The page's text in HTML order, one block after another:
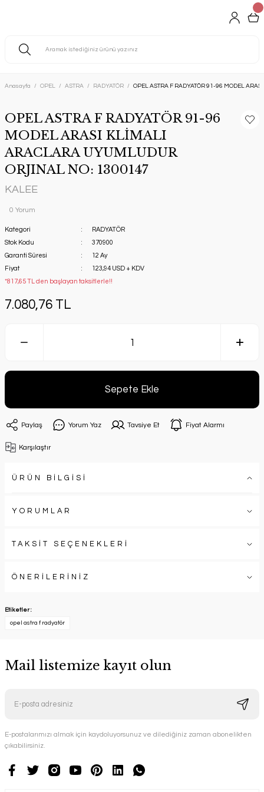
Anasayfa OPEL ASTRA RADYATÖR OPEL ASTRA F RADYATÖR 91-96 MODEL
OPEL ASTRA F RADYATÖR 91-96
MODEL ARASI KLİMALI
ARACLARA UYUMLUDUR
ORJINAL NO: 1300147
KALEE
0 Yorum
Kategori
RADYATÖR
Stok Kodu
370900
Garanti Süresi
12 Ay
Fiyat
123,94 USD + KDV
*817,65 TL den başlayan taksitlerle!!
7.080,76 TL
Sepete Ekle
Paylaş Yorum Yaz Tavsiye Et Fiyat Alarmı
Karşılaştır
ÜRÜN BİLGİSİ
YORUMLAR
TAKSİT SEÇENEKLERİ
ÖNERİLERİNİZ
Etiketler :
opel astra f radyatör
Mail listemize kayıt olun
E-postalarımızı almak için kaydoluyorsunuz ve dilediğiniz zaman abonelikten
çıkabilirsiniz.